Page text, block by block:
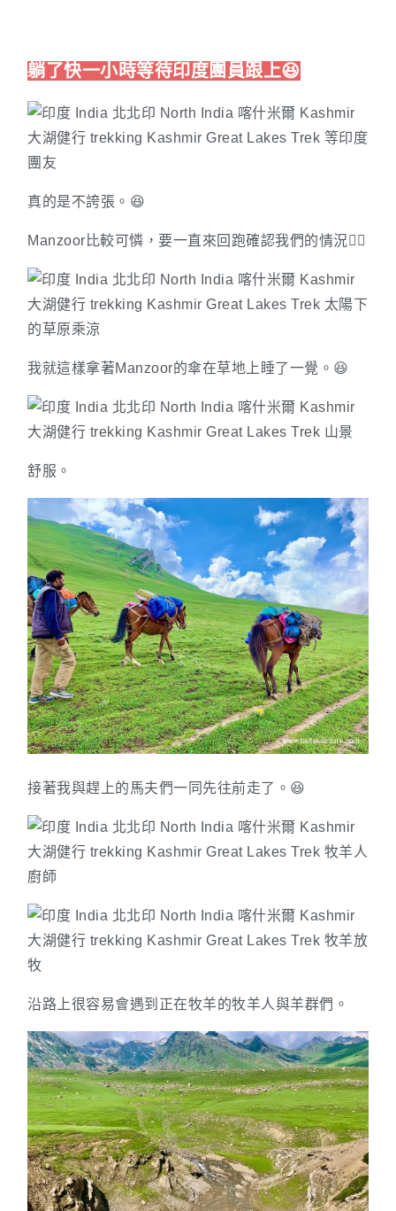
躺了快一小時等待印度團員跟上😆
真的是不誇張。😆
Manzoor比較可憐，要一直來回跑確認我們的情況🙇‍♀️
我就這樣拿著Manzoor的傘在草地上睡了一覺。😆
舒服。
接著我與趕上的馬夫們一同先往前走了。😆
沿路上很容易會遇到正在牧羊的牧羊人與羊群們。